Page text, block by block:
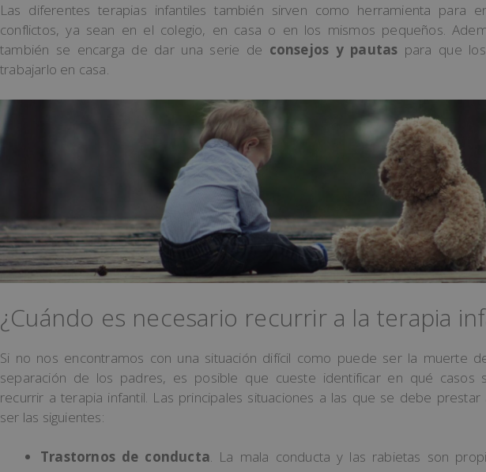
Las diferentes terapias infantiles también sirven como herramienta para
conflictos, ya sean en el colegio, en casa o en los mismos pequeños.
también se encarga de dar una serie de consejos y pautas para que
trabajarlo en casa.
¿Cuándo es necesario recurrir a la terapia
Si no nos encontramos con una situación difícil como puede ser la muerte
separación de los padres, es posible que cueste identificar en qué casos
recurrir a terapia infantil. Las principales situaciones a las que se debe
ser las siguientes:
Trastornos de conducta. La mala conducta y las rabietas son